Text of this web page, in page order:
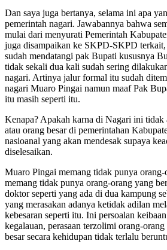
Dan saya juga bertanya, selama ini apa
pemerintah nagari. Jawabannya bahwa
mulai dari menyurati Pemerintah
juga disampaikan ke SKPD-SKPD
sudah mendatangi pak Bupati kususnya
tidak sekali dua kali sudah sering
nagari. Artinya jalur formal itu sudah
nagari Muaro Pingai namun maaf Pak
itu masih seperti itu.
Kenapa? Apakah karna di Nagari ini tidak
atau orang besar di pemerintahan
nasioanal yang akan mendesak supaya
diselesaikan.
Muaro Pingai memang tidak punya orang-
memang tidak punya orang-orang yang
doktor seperti yang ada di dua kampung
yang merasakan adanya ketidak adilan
kebesaran seperti itu. Ini persoalan
kegalauan, perasaan terzolimi orang-
besar secara kehidupan tidak terlalu